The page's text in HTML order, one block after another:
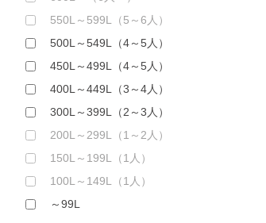
550L～599L（5～6人）
500L～549L（4～5人）
450L～499L（4～5人）
400L～449L（3～4人）
300L～399L（2～3人）
200L～299L（1～2人）
150L～199L（1人）
100L～149L（1人）
～99L